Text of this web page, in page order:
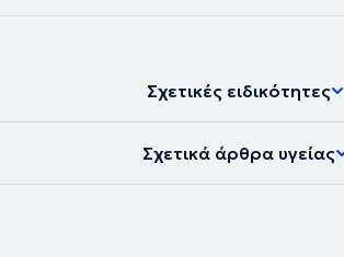
Σχετικές ειδικότητες
Σχετικά άρθρα υγείας